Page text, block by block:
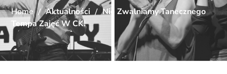
Home Aktualności
Nie Zwalniamy Tanecznego
Tempa Zajęć W CK!